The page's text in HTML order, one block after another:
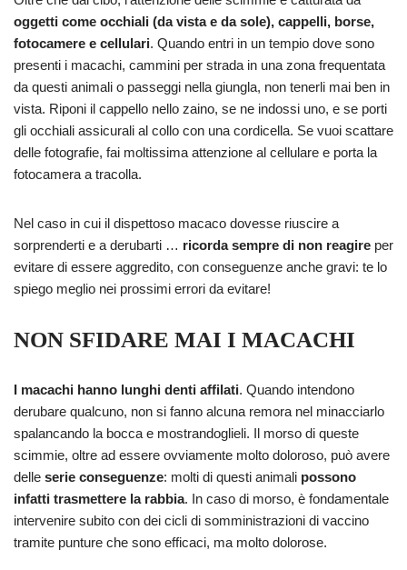
oggetti come occhiali (da vista e da sole), cappelli, borse,
fotocamere e cellulari. Quando entri in un tempio dove sono
presenti i macachi, cammini per strada in una zona frequentata
da questi animali o passeggi nella giungla, non tenerli mai ben in
vista. Riponi il cappello nello zaino, se ne indossi uno, e se porti
gli occhiali assicurali al collo con una cordicella. Se vuoi scattare
delle fotografie, fai moltissima attenzione al cellulare e porta la
fotocamera a tracolla.
Nel caso in cui il dispettoso macaco dovesse riuscire a
sorprenderti e a derubarti … ricorda sempre di non reagire per
evitare di essere aggredito, con conseguenze anche gravi: te lo
spiego meglio nei prossimi errori da evitare!
NON SFIDARE MAI I MACACHI
I macachi hanno lunghi denti affilati. Quando intendono
derubare qualcuno, non si fanno alcuna remora nel minacciarlo
spalancando la bocca e mostrandoglieli. Il morso di queste
scimmie, oltre ad essere ovviamente molto doloroso, può avere
delle serie conseguenze: molti di questi animali possono
infatti trasmettere la rabbia. In caso di morso, è fondamentale
intervenire subito con dei cicli di somministrazioni di vaccino
tramite punture che sono efficaci, ma molto dolorose.